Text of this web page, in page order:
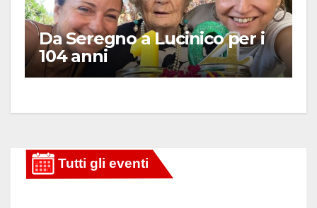
Da Seregno a Lucinico per i
104 anni